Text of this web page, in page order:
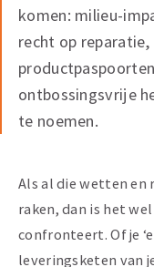
komen: milieu-
recht op reparatie,
ontbossingsvrije
te noemen.
Als al die wetten en
raken, dan is het
confronteert. Of je
leveringsketen van